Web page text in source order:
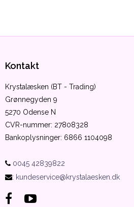
Kontakt
Krystalæsken (BT - Trading)
Grønnegyden 9
5270 Odense N
CVR-nummer: 27808328
Bankoplysninger: 6866 1104098
0045 42839822
: kundeservice@krystalaesken.dk